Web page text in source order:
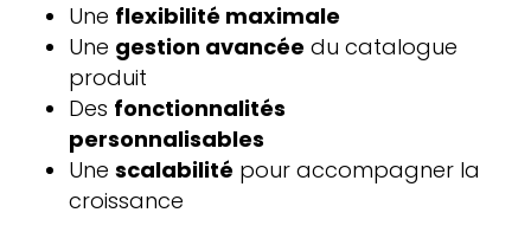
Une flexibilité maximale
Une gestion avancée du catalogue
produit
Des fonctionnalités
personnalisables
Une scalabilité pour accompagner la
croissance